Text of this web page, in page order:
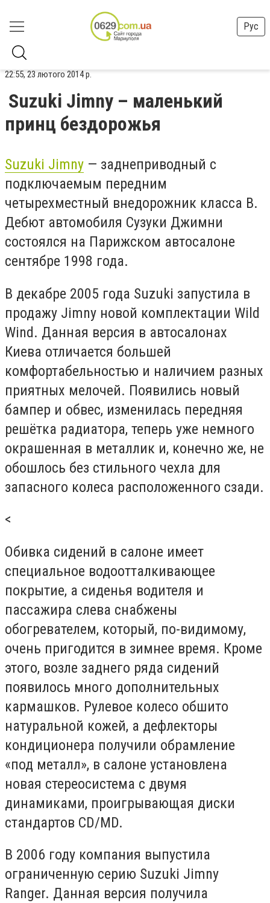
Рус
22:55, 23 лютого 2014 р.
Suzuki Jimny – маленький
принц бездорожья
Suzuki Jimny — заднеприводный с
подключаемым передним
четырехместный внедорожник класса B.
Дебют автомобиля Сузуки Джимни
состоялся на Парижском автосалоне
сентябре 1998 года.
В декабре 2005 года Suzuki запустила в
продажу Jimny новой комплектации Wild
Wind. Данная версия в автосалонах
Киева отличается большей
комфортабельностью и наличием разных
приятных мелочей. Появились новый
бампер и обвес, изменилась передняя
решётка радиатора, теперь уже немного
окрашенная в металлик и, конечно же, не
обошлось без стильного чехла для
запасного колеса расположенного сзади.
<
Обивка сидений в салоне имеет
специальное водоотталкивающее
покрытие, а сиденья водителя и
пассажира слева снабжены
обогревателем, который, по-видимому,
очень пригодится в зимнее время. Кроме
этого, возле заднего ряда сидений
появилось много дополнительных
кармашков. Рулевое колесо обшито
натуральной кожей, а дефлекторы
кондиционера получили обрамление
«под металл», в салоне установлена
новая стереосистема с двумя
динамиками, проигрывающая диски
стандартов CD/MD.
В 2006 году компания выпустила
ограниченную серию Suzuki Jimny
Ranger. Данная версия получила